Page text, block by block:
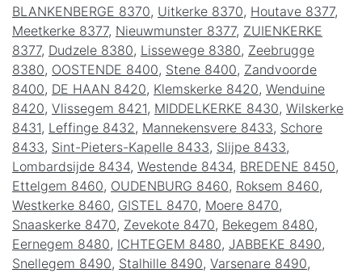
BLANKENBERGE 8370, Uitkerke 8370, Houtave 8377,
Meetkerke 8377, Nieuwmunster 8377, ZUIENKERKE
8377, Dudzele 8380, Lissewege 8380, Zeebrugge
8380, OOSTENDE 8400, Stene 8400, Zandvoorde
8400, DE HAAN 8420, Klemskerke 8420, Wenduine
8420, Vlissegem 8421, MIDDELKERKE 8430, Wilskerke
8431, Leffinge 8432 , Mannekensvere 8433, Schore
8433, Sint-Pieters-Kapelle 8433, Slijpe 8433,
Lombardsijde 8434, Westende 8434, BREDENE 8450,
Ettelgem 8460, OUDENBURG 8460, Roksem 8460,
Westkerke 8460, GISTEL 8470, Moere 8470,
Snaaskerke 8470, Zevekote 8470, Bekegem 8480,
Eernegem 8480, ICHTEGEM 8480, JABBEKE 8490,
Snellegem 8490, Stalhille 8490, Varsenare 8490,